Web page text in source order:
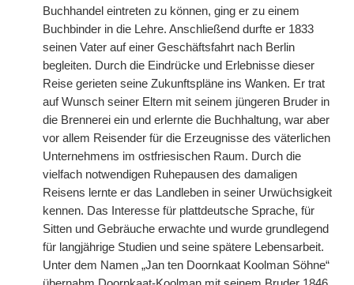
Buchhandel eintreten zu können, ging er zu einem
Buchbinder in die Lehre. Anschließend durfte er 1833
seinen Vater auf einer Geschäftsfahrt nach Berlin
begleiten. Durch die Eindrücke und Erlebnisse dieser
Reise gerieten seine Zukunftspläne ins Wanken. Er trat
auf Wunsch seiner Eltern mit seinem jüngeren Bruder in
die Brennerei ein und erlernte die Buchhaltung, war aber
vor allem Reisender für die Erzeugnisse des väterlichen
Unternehmens im ostfriesischen Raum. Durch die
vielfach notwendigen Ruhepausen des damaligen
Reisens lernte er das Landleben in seiner Urwüchsigkeit
kennen. Das Interesse für plattdeutsche Sprache, für
Sitten und Gebräuche erwachte und wurde grundlegend
für langjährige Studien und seine spätere Lebensarbeit.
Unter dem Namen „Jan ten Doornkaat Koolman Söhne“